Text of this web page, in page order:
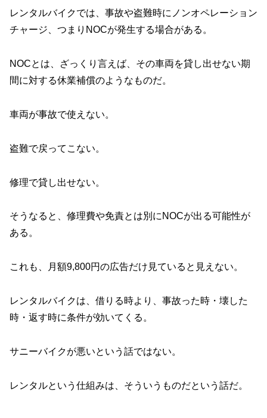
レンタルバイクでは、事故や盗難時にノンオペレーション
チャージ、つまりNOCが発生する場合がある。
NOCとは、ざっくり言えば、その車両を貸し出せない期
間に対する休業補償のようなものだ。
車両が事故で使えない。
盗難で戻ってこない。
修理で貸し出せない。
そうなると、修理費や免責とは別にNOCが出る可能性が
ある。
これも、月額9,800円の広告だけ見ていると見えない。
レンタルバイクは、借りる時より、事故った時・壊した
時・返す時に条件が効いてくる。
サニーバイクが悪いという話ではない。
レンタルという仕組みは、そういうものだという話だ。